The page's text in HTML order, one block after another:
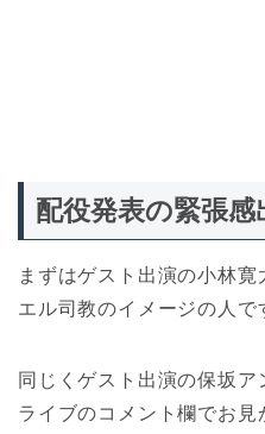
配役発表の緊張
まずはゲスト出演の小林寛
エル司教のイメージの人で
同じくゲスト出演の保坂ア
ライブのコメント欄でお